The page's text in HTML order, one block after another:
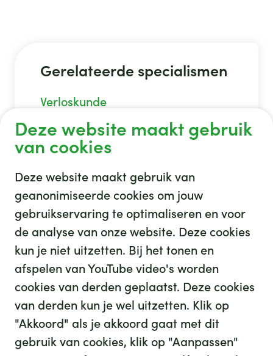
Gerelateerde specialismen
Verloskunde
Deze website maakt gebruik
van cookies
Deze website maakt gebruik van
geanonimiseerde cookies om jouw
gebruikservaring te optimaliseren en voor
de analyse van onze website. Deze cookies
kun je niet uitzetten. Bij het tonen en
afspelen van YouTube video's worden
cookies van derden geplaatst. Deze cookies
van derden kun je wel uitzetten. Klik op
"Akkoord" als je akkoord gaat met dit
gebruik van cookies, klik op "Aanpassen"
GHZ